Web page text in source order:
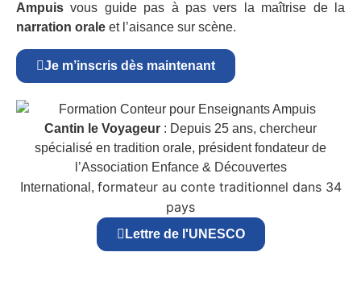
Ampuis vous guide pas à pas vers la maîtrise de la
narration orale et l’aisance sur scène.
Je m’inscris dès maintenant
Cantin le Voyageur : Depuis 25 ans, chercheur
spécialisé en tradition orale, président fondateur de
l’Association Enfance & Découvertes
International, formateur au conte traditionnel dans 34
pays
Lettre de l'UNESCO